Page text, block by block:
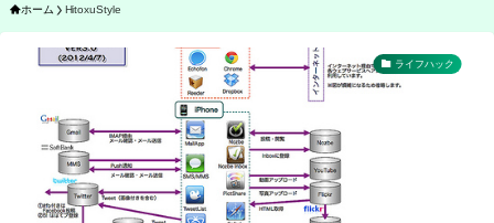
ホーム HitoxuStyle
ライフハック